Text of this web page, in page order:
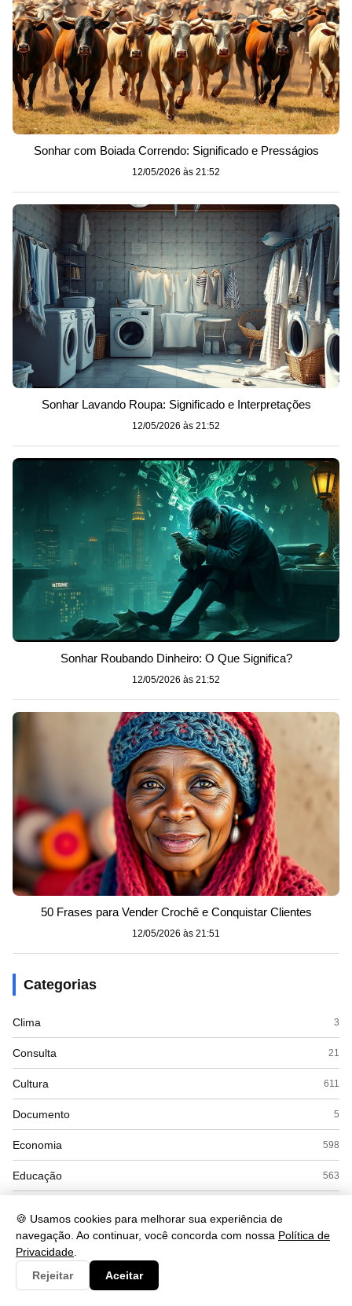
🍪 Usamos cookies para melhorar sua experiência de
navegação. Ao continuar, você concorda com nossa Política de
Privacidade
Rejeitar
Aceitar
Sonhar com Boiada Correndo: Significado e Presságios
12/05/2026 às 21:52
Sonhar Lavando Roupa: Significado e Interpretações
12/05/2026 às 21:52
Sonhar Roubando Dinheiro: O Que Significa?
12/05/2026 às 21:52
50 Frases para Vender Crochê e Conquistar Clientes
12/05/2026 às 21:51
Categorias
Clima 3
Consulta 21
Cultura 611
Documento 5
Economia 598
Educação 563
Eventos 18